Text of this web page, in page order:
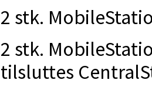
2 stk.
2 stk.
tilsluttes